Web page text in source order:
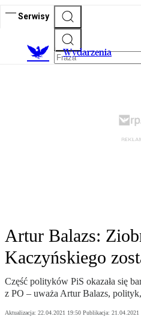
Serwisy
Wydarzenia
Artur Balazs:
Kaczyńskiego
Część polityków PiS okazała się
z PO – uważa Artur Balazs,
Aktualizacja: 22.04.2021 19:50 Publikacja: 21.04.2021